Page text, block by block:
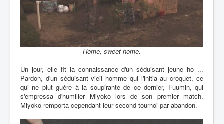
Home, sweet home.
Un jour, elle fit la connaissance d'un séduisant jeune ho ...
Pardon, d'un séduisant vieil homme qui l'initia au croquet, ce
qui ne plut guère à la soupirante de ce dernier, Fuumin, qui
s'empressa d'humilier Miyoko lors de son premier match.
Miyoko remporta cependant leur second tournoi par abandon.